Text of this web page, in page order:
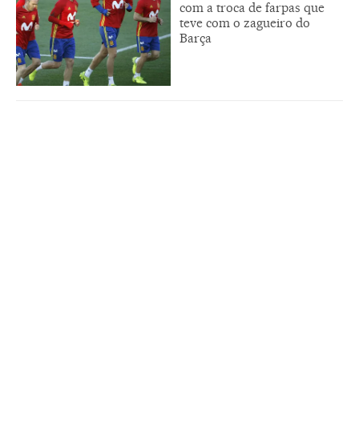
com a troca de farpas que
teve com o zagueiro do
Barça